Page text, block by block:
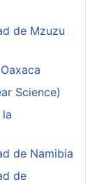
de Mzuzu
Science)
de Namibia
de